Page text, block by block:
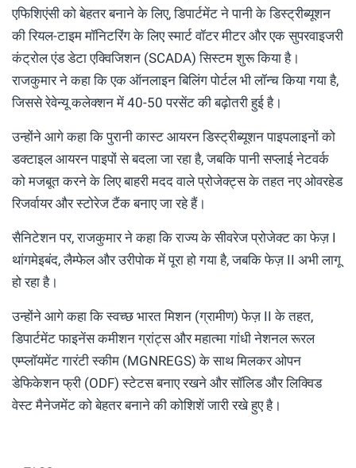
एफिशिएंसी को बेहतर बनाने के लिए, डिपार्टमेंट ने पानी के डिस्ट्रीब्यूशन
की रियल-टाइम मॉनिटरिंग के लिए स्मार्ट वॉटर मीटर और एक सुपरवाइजरी
कंट्रोल एंड डेटा एक्विजिशन (SCADA) सिस्टम शुरू किया है।
राजकुमार ने कहा कि एक ऑनलाइन बिलिंग पोर्टल भी लॉन्च किया गया है,
जिससे रेवेन्यू कलेक्शन में 40-50 परसेंट की बढ़ोतरी हुई है।
उन्होंने आगे कहा कि पुरानी कास्ट आयरन डिस्ट्रीब्यूशन पाइपलाइनों को
डक्टाइल आयरन पाइपों से बदला जा रहा है, जबकि पानी सप्लाई नेटवर्क
को मजबूत करने के लिए बाहरी मदद वाले प्रोजेक्ट्स के तहत नए ओवरहेड
रिजर्वायर और स्टोरेज टैंक बनाए जा रहे हैं।
सैनिटेशन पर, राजकुमार ने कहा कि राज्य के सीवरेज प्रोजेक्ट का फेज़ I
थांगमेइबंद, लैम्फेल और उरीपोक में पूरा हो गया है, जबकि फेज़ II अभी लागू
हो रहा है।
उन्होंने आगे कहा कि स्वच्छ भारत मिशन (ग्रामीण) फेज़ II के तहत,
डिपार्टमेंट फाइनेंस कमीशन ग्रांट्स और महात्मा गांधी नेशनल रूरल
एम्प्लॉयमेंट गारंटी स्कीम (MGNREGS) के साथ मिलकर ओपन
डेफिकेशन फ्री (ODF) स्टेटस बनाए रखने और सॉलिड और लिक्विड
वेस्ट मैनेजमेंट को बेहतर बनाने की कोशिशें जारी रखे हुए है।